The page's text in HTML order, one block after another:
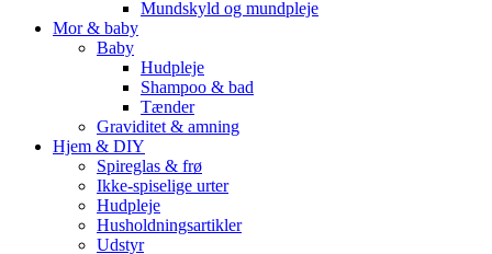
Mundskyld og mundpleje
Mor & baby
Baby
Hudpleje
Shampoo & bad
Tænder
Graviditet & amning
Hjem & DIY
Spireglas & frø
Ikke-spiselige urter
Hudpleje
Husholdningsartikler
Udstyr